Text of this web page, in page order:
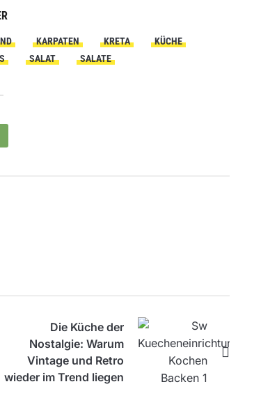
KARPATEN KRETA
KÜCHE
SALAT SALATE
Die Küche der
Nostalgie: Warum
Vintage und Retro
wieder im Trend liegen